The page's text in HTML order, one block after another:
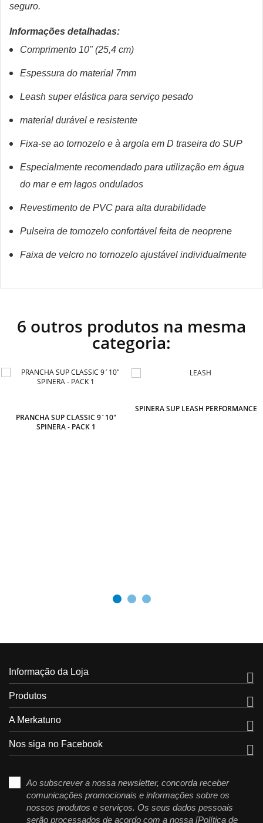
seguro.
Informações detalhadas:
Comprimento 10" (25,4 cm)
Espessura do material 7mm
Leash ​​super elástica para serviço pesado
material durável e resistente
Fixa-se ao tornozelo e à argola em D traseira do SUP
Especialmente recomendado para utilização em água
do mar e em lagos ondulados
Revestimento de PVC para alta durabilidade
Pulseira de tornozelo confortável feita de neoprene
Faixa de velcro no tornozelo ajustável individualmente
6 outros produtos na mesma
categoria:
PRANCHA SUP CLASSIC 9´10"
SPINERA - PACK 1
SPINERA SUP LEASH PERFORMANCE
Informação da Loja 
Produtos 
A Merkatuno 
Nos siga no Facebook 
Ao subscrever a nossa newsletter, concorda receber
comunicações promocionais e informações sobre os
nossos produtos e serviços. Os seus dados pessoais
serão processados de acordo com a nossa [Política de